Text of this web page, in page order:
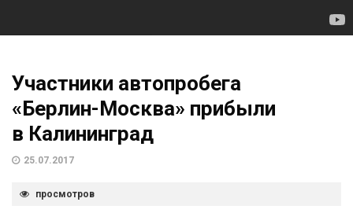
Участники автопробега
«Берлин-Москва» прибыли
в Калининград
25.07.2017
просмотров